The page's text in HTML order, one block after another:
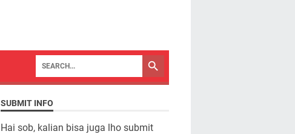
SUBMIT INFO
Hai sob, kalian bisa juga lho submit